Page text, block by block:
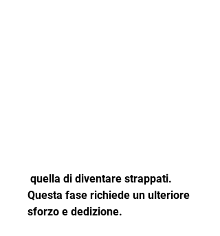
Questa fase richiede un ulteriore
sforzo e dedizione.